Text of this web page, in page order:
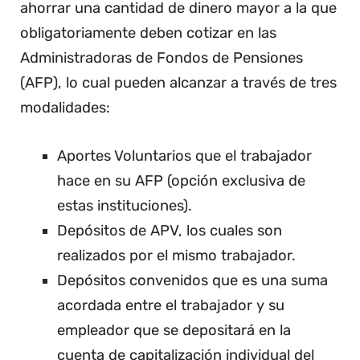
ahorrar una cantidad de dinero mayor a la que
obligatoriamente deben cotizar en las
Administradoras de Fondos de Pensiones
(AFP), lo cual pueden alcanzar a través de tres
modalidades:
Aportes Voluntarios que el trabajador
hace en su AFP (opción exclusiva de
estas instituciones).
Depósitos de APV, los cuales son
realizados por el mismo trabajador.
Depósitos convenidos que es una suma
acordada entre el trabajador y su
empleador que se depositará en la
cuenta de capitalización individual del